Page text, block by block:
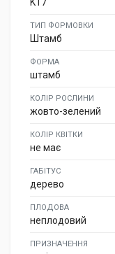
ТИП ФОРМОВКИ
Штамб
ФОРМА
штамб
КОЛІР РОСЛИНИ
жовто-зелений
КОЛІР КВІТКИ
не має
ГАБІТУС
дерево
ПЛОДОВА
неплодовий
ПРИЗНАЧЕННЯ